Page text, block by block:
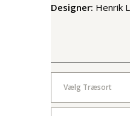
Designer: Henrik
Vælg Træsort